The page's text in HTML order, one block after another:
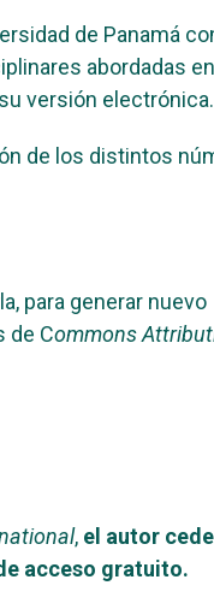
de Panamá
abordadas
versión electrónica.
de los distintos
para generar nuevo
de Commons
, el autor
acceso gratuito.